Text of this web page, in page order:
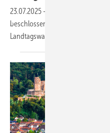
23.07.2025 -
be­schlos­sen die Dele­gierten klare
Land­tags­wahl